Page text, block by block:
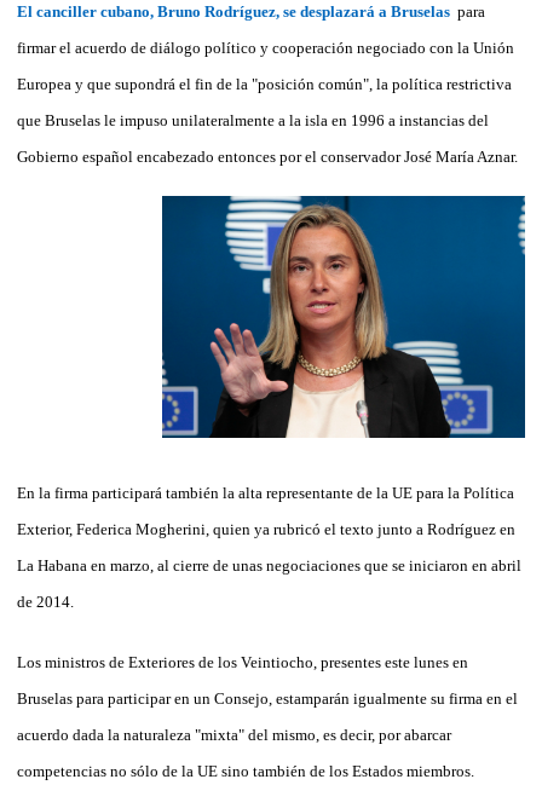
El canciller cubano, Bruno Rodríguez, se desplazará a Bruselas para
firmar el acuerdo de diálogo político y cooperación negociado con la Unión
Europea y que supondrá el fin de la "posición común", la política restrictiva
que Bruselas le impuso unilateralmente a la isla en 1996 a instancias del
Gobierno español encabezado entonces por el conservador José María Aznar.
En la firma participará también la alta representante de la UE para la Política
Exterior, Federica Mogherini, quien ya rubricó el texto junto a Rodríguez en
La Habana en marzo, al cierre de unas negociaciones que se iniciaron en abril
de 2014.
Los ministros de Exteriores de los Veintiocho, presentes este lunes en
Bruselas para participar en un Consejo, estamparán igualmente su firma en el
acuerdo dada la naturaleza "mixta" del mismo, es decir, por abarcar
competencias no sólo de la UE sino también de los Estados miembros.